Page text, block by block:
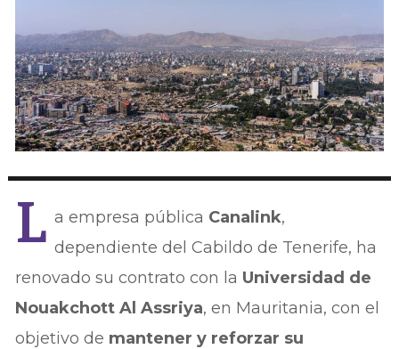
L a empresa pública Canalink,
dependiente del Cabildo de Tenerife, ha
renovado su contrato con la Universidad de
Nouakchott Al Assriya, en Mauritania, con el
objetivo de mantener y reforzar su